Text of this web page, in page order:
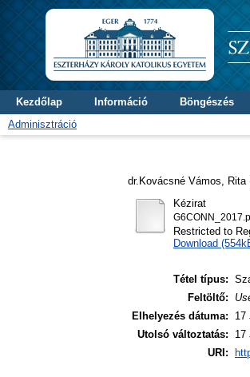
Kezdőlap Információ
Böngészés
Adminisztráció
dr.Kovácsné Vámos, Rita
Kézirat
Restricted to
Download
Tétel típus:
Feltöltő:
Elhelyezés dátuma:
17
Utolsó változtatás:
17
URI: